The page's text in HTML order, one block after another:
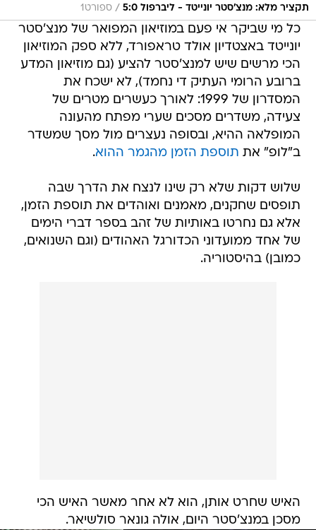
תקציר מלא: מנצ'סטר יונייטד - ליברפול 5:0 / ספורט1
כל מי שביקר אי פעם במוזיאון המפואר של מנצ'סטר
יונייטד באצטדיון אולד טראפורד, ללא ספק המוזיאון
הכי מרשים שיש למנצ'סטר להציע (גם מוזיאון המדע
ברובע הרומי העתיק די נחמד), לא ישכח את
המסדרון של 1999: לאורך כעשרים מטרים של
צעידה, משדרים מסכים שערי מפתח מהעונה
המופלאה ההיא, ובסופה נעצרים מול מסך שמשדר
ב"לופ" את תוספת הזמן מהגמר ההוא.
שלוש דקות שלא רק שינו לנצח את הדרך שבה
תופסים שחקנים, מאמנים ואוהדים את תוספת הזמן,
אלא גם נחרטו באותיות של זהב בספר דברי הימים
של אחד ממועדוני הכדורגל האהודים (וגם השנואים,
כמובן) בהיסטוריה.
האיש שחרט אותן, הוא לא אחר מאשר האיש הכי
מסכן במנצ'סטר היום, אולה גונאר סולשיאר.